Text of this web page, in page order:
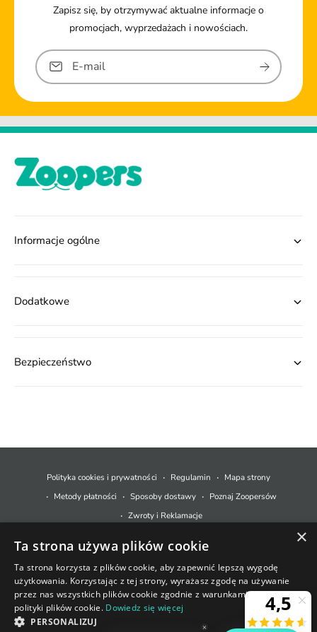
Ostatnie sztuki!
Zapisz się, by otrzymywać aktualne informacje o
promocjach, wyprzedażach i nowościach.
E-mail
Informacje ogólne
Dodatkowe
Bezpieczeństwo
e
y
p
ł
a
t
n
© 2026,Zoopers.pl. Technologia Shopify
Polityka cookies i prywatności Regulamin
Mapa strony
Metody płatności
Sposoby dostawy
Poznaj Zoopersów
Zwroty i Reklamacje
+48 733 550 021
sklep@zoopers.pl
×
Ta strona używa plików cookie
Ta strona korzysta z plików cookie, aby zapewnić lepszą wygodę
użytkowania. Korzystając z tej strony, wyrażasz zgodę na używanie
przez nas wszystkich plików cookie zgodnie z warunkami naszej
polityki plików cookie. Dowiedz się więcej
PERSONALIZUJ